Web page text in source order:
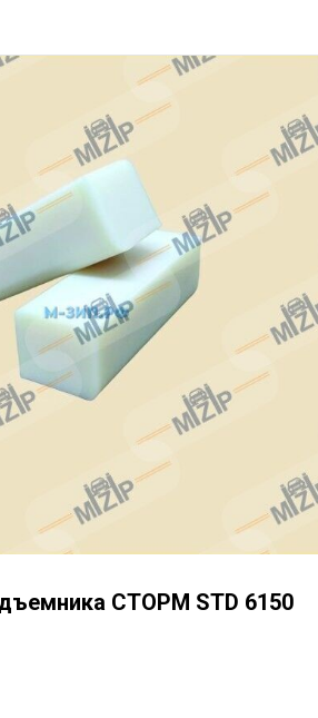
СТОРМ STD 6150